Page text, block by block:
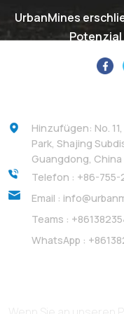
UrbanMines
Potenzial
Hinzufügen: No.
Park, Shajing
Guangdong, China
Telefon : +86-755-
Email :
Teams :
WhatsApp :